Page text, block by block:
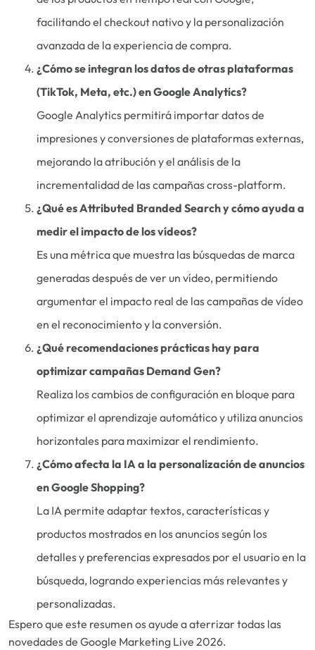
facilitando el checkout nativo y la personalización
avanzada de la experiencia de compra.
¿Cómo se integran los datos de otras plataformas
(TikTok, Meta, etc.) en Google Analytics?
Google Analytics permitirá importar datos de
impresiones y conversiones de plataformas externas,
mejorando la atribución y el análisis de la
incrementalidad de las campañas cross-platform.
¿Qué es Attributed Branded Search y cómo ayuda a
medir el impacto de los vídeos?
Es una métrica que muestra las búsquedas de marca
generadas después de ver un vídeo, permitiendo
argumentar el impacto real de las campañas de vídeo
en el reconocimiento y la conversión.
¿Qué recomendaciones prácticas hay para
optimizar campañas Demand Gen?
Realiza los cambios de configuración en bloque para
optimizar el aprendizaje automático y utiliza anuncios
horizontales para maximizar el rendimiento.
¿Cómo afecta la IA a la personalización de anuncios
en Google Shopping?
La IA permite adaptar textos, características y
productos mostrados en los anuncios según los
detalles y preferencias expresados por el usuario en la
búsqueda, logrando experiencias más relevantes y
personalizadas.
Espero que este resumen os ayude a aterrizar todas las
novedades de Google Marketing Live 2026.